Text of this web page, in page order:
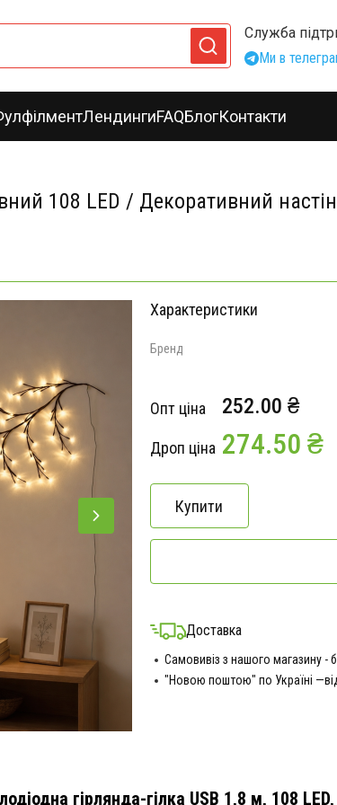
Служба
Ми в
ЛендингиFAQБлогКонтакти
108 LED / Декоративний
Характеристики
Бренд
Опт ціна 252.00 ₴
Дроп ціна 274.50 ₴
Купити
Доставка
Самовивіз з нашого магазину -
"Новою поштою" по Україні
гірлянда-гілка USB 1,8 м, 108